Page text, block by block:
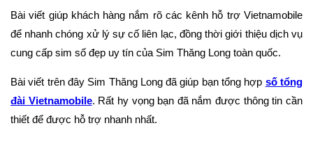
Bài viết giúp khách hàng nắm rõ các kênh hỗ trợ Vietnamobile
để nhanh chóng xử lý sự cố liên lạc, đồng thời giới thiệu dịch vụ
cung cấp sim số đẹp uy tín của Sim Thăng Long toàn quốc.
Bài viết trên đây Sim Thăng Long đã giúp bạn tổng hợp số tổng
đài Vietnamobile. Rất hy vọng bạn đã nắm được thông tin cần
thiết để được hỗ trợ nhanh nhất.